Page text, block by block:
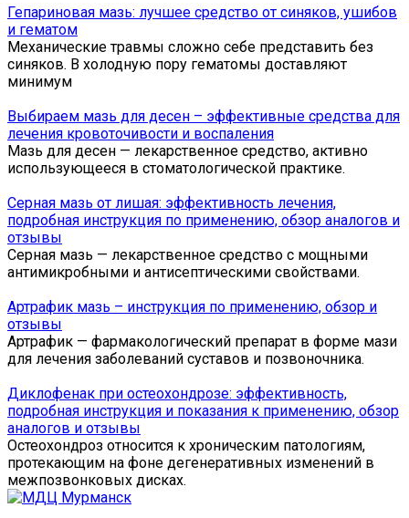
Гепариновая мазь: лучшее средство от синяков, ушибов
и гематом
Механические травмы сложно себе представить без
синяков. В холодную пору гематомы доставляют
минимум
Выбираем мазь для десен – эффективные средства для
лечения кровоточивости и воспаления
Мазь для десен — лекарственное средство, активно
использующееся в стоматологической практике.
Серная мазь от лишая: эффективность лечения,
подробная инструкция по применению, обзор аналогов и
отзывы
Серная мазь — лекарственное средство с мощными
антимикробными и антисептическими свойствами.
Артрафик мазь – инструкция по применению, обзор и
отзывы
Артрафик — фармакологический препарат в форме мази
для лечения заболеваний суставов и позвоночника.
Диклофенак при остеохондрозе: эффективность,
подробная инструкция и показания к применению, обзор
аналогов и отзывы
Остеохондроз относится к хроническим патологиям,
протекающим на фоне дегенеративных изменений в
межпозвонковых дисках.